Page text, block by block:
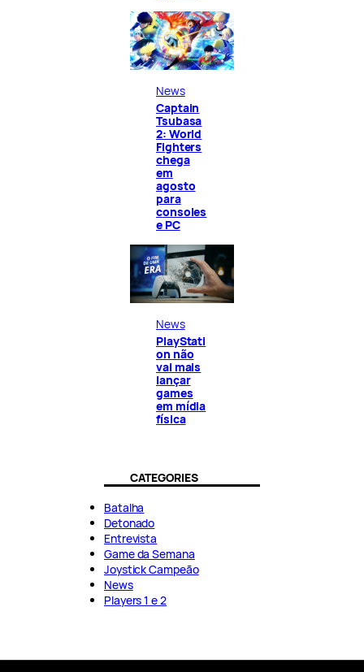
News
Captain
Tsubasa
2: World
Fighters
chega
em
agosto
para
consoles
e PC
News
PlayStati
on não
vai mais
lançar
games
em mídia
física
CATEGORIES
Batalha
Detonado
Entrevista
Game da Semana
Joystick Campeão
News
Players 1 e 2